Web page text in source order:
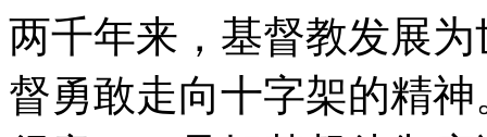
两千年来，基督教发展
督勇敢走向十字架的精